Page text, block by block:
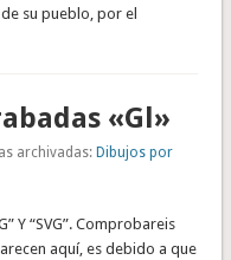
su pueblo, por el
«Gl»
archivadas: Dibujos por
Y “SVG”. Comprobareis
aquí, es debido a que